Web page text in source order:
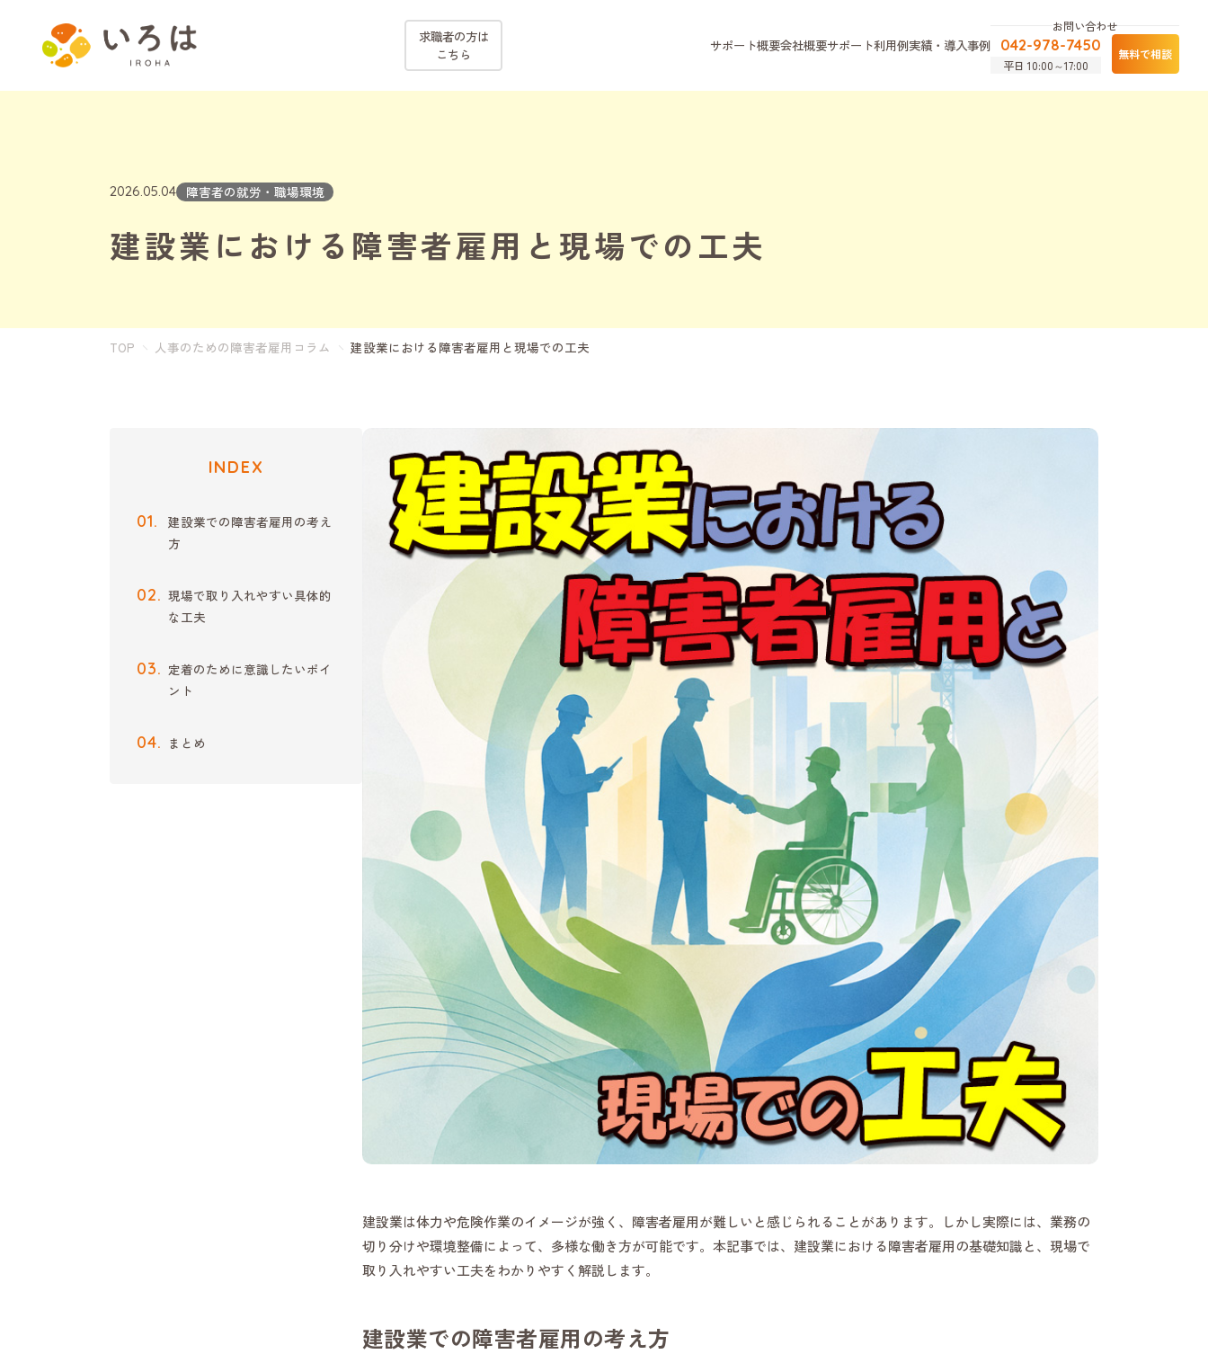
求職者の方は
こちら
サポート概要会社概要サポート利用例実績・導入事例
お問い合わせ
042-978-7450
平日 10:00～17:00
無料で相談
2026.05.04 障害者の就労・職場環境
建設業における障害者雇用と現場での工夫
TOP 人事のための障害者雇用コラム 建設業における障害者雇用と現場での工夫
INDEX
建設業での障害者雇用の考え
方
現場で取り入れやすい具体的
な工夫
定着のために意識したいポイ
ント
まとめ
建設業は体力や危険作業のイメージが強く、障害者雇用が難しいと感じられることがあります。しかし実際には、業務の
切り分けや環境整備によって、多様な働き方が可能です。本記事では、建設業における障害者雇用の基礎知識と、現場で
取り入れやすい工夫をわかりやすく解説します。
建設業での障害者雇用の考え方